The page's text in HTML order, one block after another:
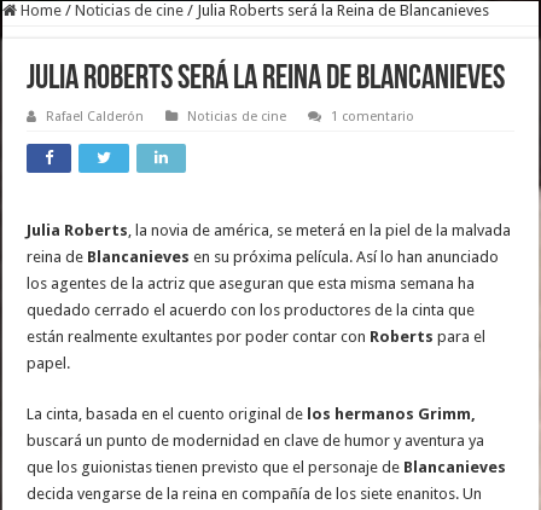
Home / Noticias de cine / Julia Roberts será la Reina de Blancanieves
Julia Roberts será la Reina de Blancanieves
Rafael Calderón Noticias de cine 1 comentario
Julia Roberts, la novia de américa, se meterá en la piel de la malvada
reina de Blancanieves en su próxima película. Así lo han anunciado
los agentes de la actriz que aseguran que esta misma semana ha
quedado cerrado el acuerdo con los productores de la cinta que
están realmente exultantes por poder contar con Robertspara el
papel.
La cinta, basada en el cuento original de los hermanos Grimm,
buscará un punto de modernidad en clave de humor y aventura ya
que los guionistas tienen previsto que el personaje de Blancanieves
decida vengarse de la reina en compañía de los siete enanitos. Un